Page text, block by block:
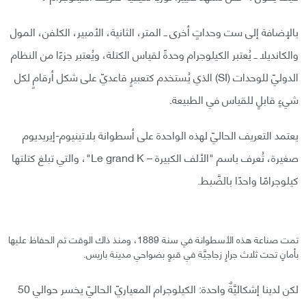
بالإضافة إلى ست وحداتٍ أخرى ــ المتر، الثانية، الأمبير، الكلفن، المول
والكانديلا ــ يُعتبر الكيلوجرام وحدةً لقياس الكتلة، ويُعتبر جزءًا من النظام
الدوليّ للوحدات (SI) الذي يُستخدم كتعبيرٍ قاعديّ على شكل أرقامٍ لكل
شيءٍ قابلٍ للقياس في الطبيعة.
يعتمد التعريف الحاليّ لهذه الواحدة على أسطوانة بلاتينيوم-إيريديوم
صغيرة، تُعرف باسم "الألف الكبيرة – Le grand K"، والتي تبلغ كتلتها
كيلوجرامًا واحدًا بالضَّبط.
تمت صناعة هذه الأسطوانة في سنة 1889، ومنذ ذاك الوقت تم الحفاظ عليها
بأمانٍ تحت ثلاث جرارٍ زجاجيَّة في قبوٍ بضواحي مدينة باريس.
لكن لدينا إشكاليَّةٌ واحدة: الكيلوجرام المعياريّ الحاليّ يخسر حوالي 50